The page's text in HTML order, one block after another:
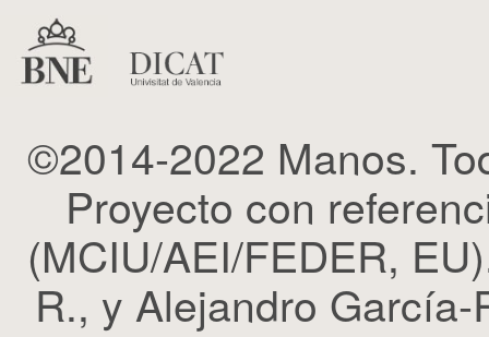
©2014-2022 Manos.
Proyecto con
(MCIU/AEI/FEDER,
R., y Alejandro